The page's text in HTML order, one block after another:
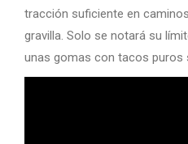
tracción suficiente en
gravilla. Solo se notará su
unas gomas con tacos puros